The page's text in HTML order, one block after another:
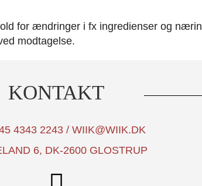
for ændringer i fx ingredienser og
modtagelse.
KONTAKT
4343 2243 / WIIK@WIIK.DK
6, DK-2600 GLOSTRUP